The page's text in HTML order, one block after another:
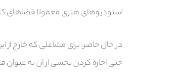
استودیوهای هنری معمولا فضاهای
در حال حاضر، برای مشاغلی که خارج از
حتی اجاره کردن بخشی از آن به عنوان